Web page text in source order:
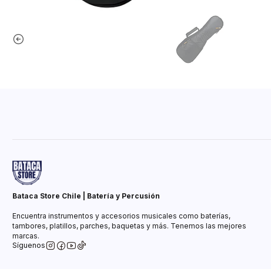
Bataca Store Chile | Batería y Percusión
Encuentra instrumentos y accesorios musicales como baterías,
tambores, platillos, parches, baquetas y más. Tenemos las mejores
marcas.
Síguenos